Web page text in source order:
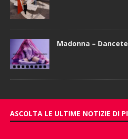
Madonna –
ASCOLTA LE ULTIME NOTIZIE DI